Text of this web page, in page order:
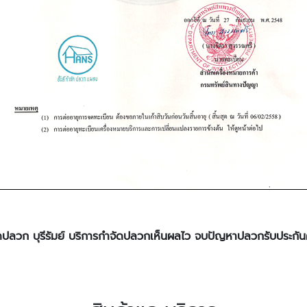
ลวก บุรีรัมย์ บริการกำจัดปลวกเห็นผลไว จบปัญหาปลวกรับประ